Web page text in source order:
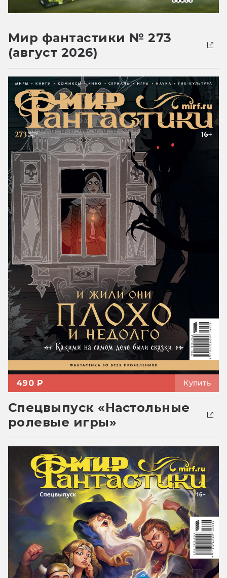
Мир фантастики № 273
(август 2026)
490 ₽ Купить
Спецвыпуск «Настольные
ролевые игры»